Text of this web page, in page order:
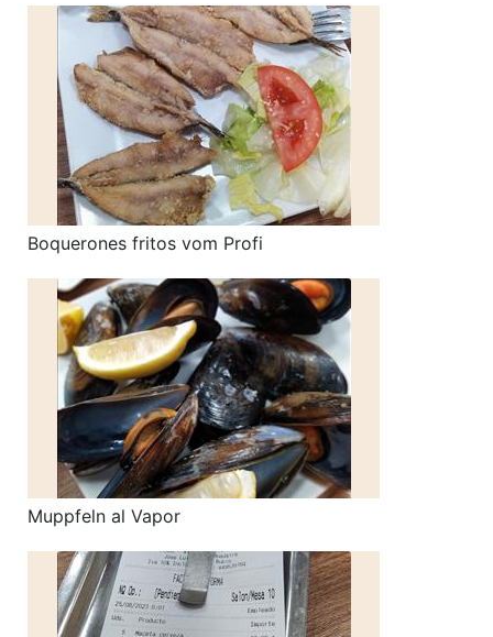
Boquerones fritos vom Profi
Muppfeln al Vapor